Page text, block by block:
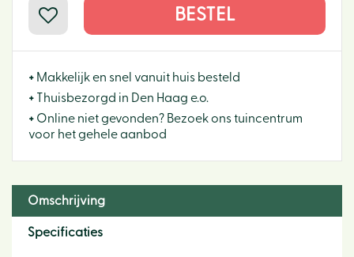
+ Makkelijk en snel vanuit huis besteld
+ Thuisbezorgd in Den Haag e.o.
+ Online niet gevonden? Bezoek ons tuincentrum
voor het gehele aanbod
Omschrijving
Specificaties